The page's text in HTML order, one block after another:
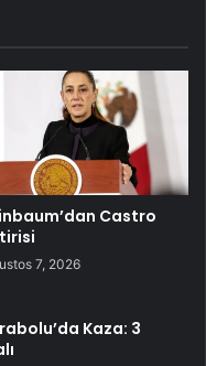
Castro
7, 2026
Kaza: 3